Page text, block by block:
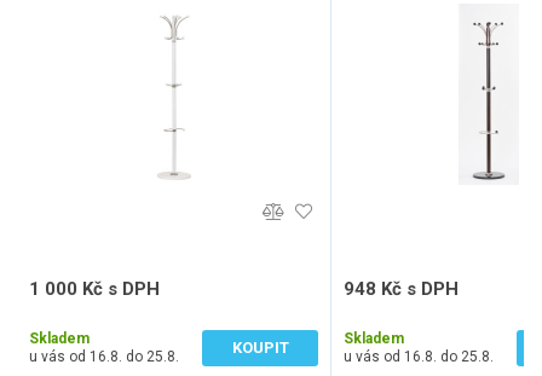
1 000 Kč s DPH
Skladem
u vás od 16.8. do 25.8.
KOUPIT
948 Kč s DPH
Skladem
u vás od 16.8. do 25.8.